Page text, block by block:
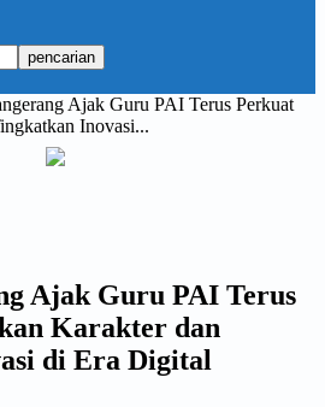
Ajak Guru PAI Terus Perkuat
Inovasi...
Ajak Guru PAI Terus
Karakter dan
di Era Digital